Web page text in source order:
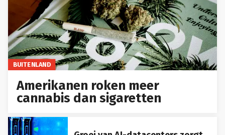
BUITENLAND
Amerikanen roken meer
cannabis dan sigaretten